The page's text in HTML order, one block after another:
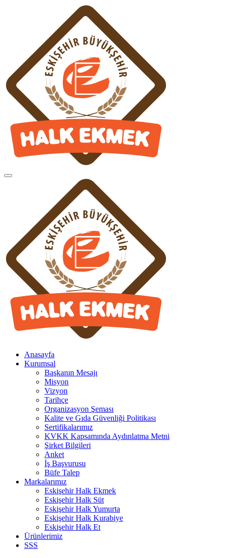
Anasayfa
Kurumsal
Başkanın Mesajı
Misyon
Vizyon
Tarihçe
Organizasyon Şeması
Kalite ve Gıda Güvenliği Politikası
Sertifikalarımız
KVKK Kapsamında Aydınlatma Metni
Şirket Bilgileri
Anket
İş Başvurusu
Büfe Talep
Markalarımız
Eskişehir Halk Ekmek
Eskişehir Halk Süt
Eskişehir Halk Yumurta
Eskişehir Halk Kurabiye
Eskişehir Halk Et
Ürünlerimiz
SSS